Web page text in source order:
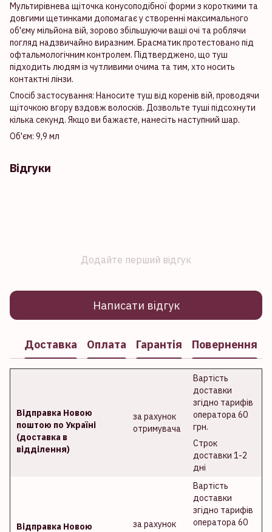
Мультирівнева щіточка конусоподібної форми з короткими та
довгими щетинками допомагає у створенні максимального
об'єму мільйона вій, зорово збільшуючи ваші очі та роблячи
погляд надзвичайно виразним. Брасматик протестовано під
офтальмологічним контролем. Підтверджено, що туш
підходить людям із чутливими очима та тим, хто носить
контактні лінзи.
Спосіб застосування: Наносите туш від коренів вій, проводячи
щіточкою вгору вздовж волосків. Дозвольте туші підсохнути
кілька секунд. Якщо ви бажаєте, нанесіть наступний шар.
Об'єм: 9,9 мл
Відгуки
Додайте перший відгук
Написати відгук
Доставка Оплата Гарантія Повернення
Відправка Новою
поштою по Україні
(доставка в
відділення)
за рахунок
отримувача
Вартість
доставки
згідно тарифів
оператора 60
грн.
Строк
доставки 1-2
дні
Відправка Новою
за рахунок
Вартість
доставки
згідно тарифів
оператора 60